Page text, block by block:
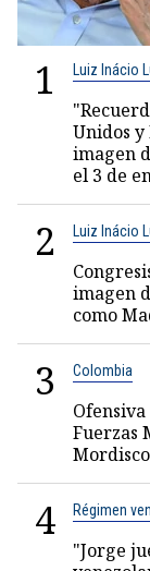
1 Luiz Inácio
Unidos
imagen
el 3 de
2 Luiz Inácio
imagen
como
3 Colombia
Fuerzas
Mordisco
4 Régimen
"Jorge